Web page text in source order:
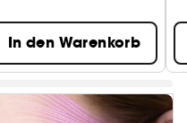
In den Warenkorb